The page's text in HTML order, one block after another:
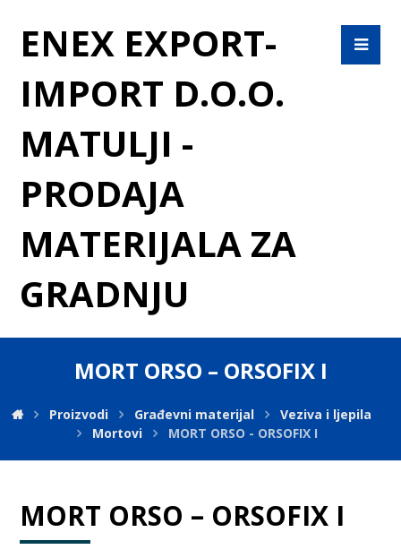
ENEX EXPORT-
IMPORT D.O.O.
MATULJI -
PRODAJA
MATERIJALA ZA
GRADNJU
MORT ORSO – ORSOFIX I
Proizvodi Građevni materijal
Veziva i ljepila
Mortovi
MORT ORSO - ORSOFIX I
MORT ORSO – ORSOFIX I